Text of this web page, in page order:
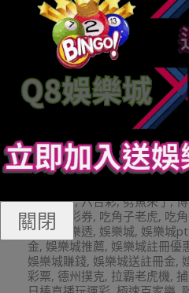
通博娛樂
娛樂城推薦
財神娛樂
玩運彩投注
2024-
03-
By: 娛樂小編 On: 2024
Tagged:
老虎機,HOYA娛樂城,leo娛樂
mlb美金盤口 ,nba,nba美國職
QT電子,RTG電子遊戲,super
免費影片,六合彩,劈魚來了,
分,台灣彩券, 吃角子老虎, 吃
真人, 大樂透, 娛樂城, 娛樂城
金, 娛樂城推薦, 娛樂城註冊優
娛樂城賺錢, 娛樂城送註冊金,
彩票, 德州撲克, 拉霸老虎機,
關閉